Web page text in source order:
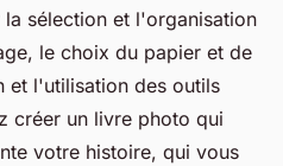
sélection et l'organisation
le choix du papier et de
et l'utilisation des outils
créer un livre photo qui
votre histoire, qui vous